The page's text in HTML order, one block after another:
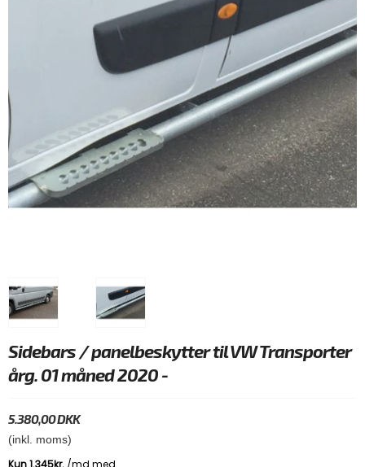
Sidebars / panelbeskytter til VW Transporter
årg. 01 måned 2020 -
5.380,00 DKK
(inkl. moms)